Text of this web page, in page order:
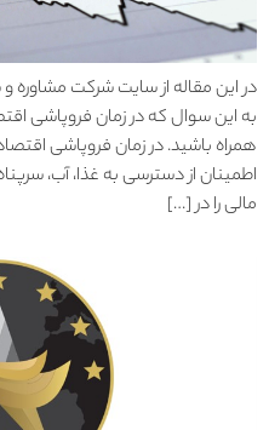
در این مقاله از سایت شرکت مشاوره
به این سوال که در زمان فروپاشی
همراه باشید. در زمان فروپاشی
اطمینان از دسترسی به غذا، آب،
مالی را در […]